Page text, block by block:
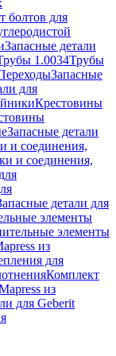
болтов для
Запасные детали
1.0034Трубы
Запасные
для
Крестовины
Запасные детали
и соединения,
и соединения,
детали для
элементы
элементы
из
для
Комплект
из
для Geberit